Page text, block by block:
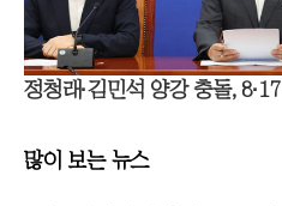
정청래·김민석 양강 충돌,
많이 보는 뉴스